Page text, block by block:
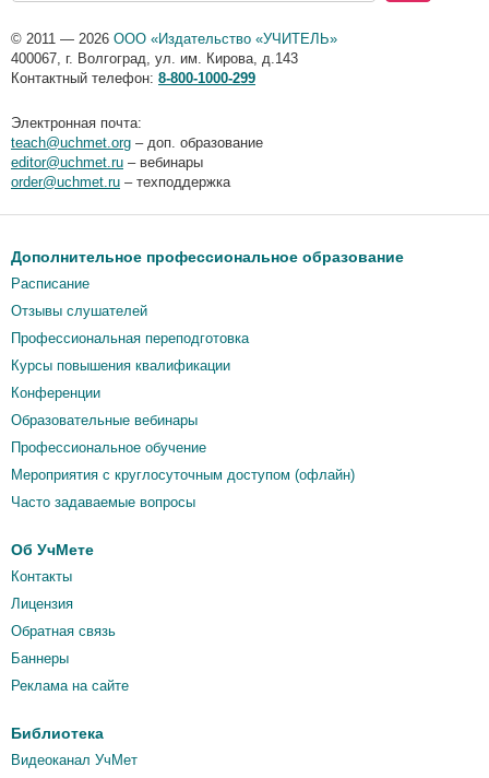
© 2011 — 2026 ООО «Издательство «УЧИТЕЛЬ»
400067, г. Волгоград, ул. им. Кирова, д.143
Контактный телефон: 8-800-1000-299
Электронная почта:
teach@uchmet.org – доп. образование
editor@uchmet.ru – вебинары
order@uchmet.ru – техподдержка
Дополнительное профессиональное образование
Расписание
Отзывы слушателей
Профессиональная переподготовка
Курсы повышения квалификации
Конференции
Образовательные вебинары
Профессиональное обучение
Мероприятия c круглосуточным доступом (офлайн)
Часто задаваемые вопросы
Об УчМете
Контакты
Лицензия
Обратная связь
Баннеры
Реклама на сайте
Библиотека
Видеоканал УчМет